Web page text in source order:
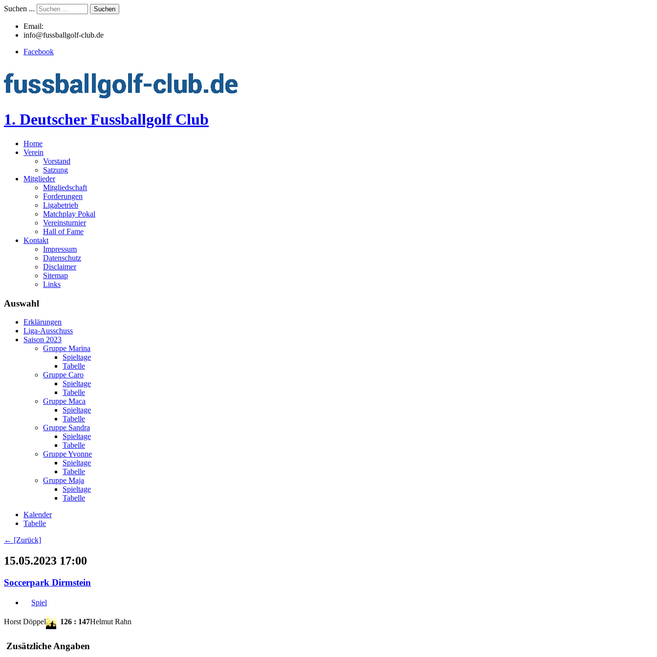
Suchen ... Suchen
Email:
info@fussballgolf-club.de
Facebook
1. Deutscher Fussballgolf Club
Home
Verein
Vorstand
Satzung
Mitglieder
Mitgliedschaft
Forderungen
Ligabetrieb
Matchplay Pokal
Vereinsturnier
Hall of Fame
Kontakt
Impressum
Datenschutz
Disclaimer
Sitemap
Links
Auswahl
Erklärungen
Liga-Ausschuss
Saison 2023
Gruppe Marina
Spieltage
Tabelle
Gruppe Caro
Spieltage
Tabelle
Gruppe Maca
Spieltage
Tabelle
Gruppe Sandra
Spieltage
Tabelle
Gruppe Yvonne
Spieltage
Tabelle
Gruppe Maja
Spieltage
Tabelle
Kalender
Tabelle
← [Zurück]
15.05.2023 17:00
Soccerpark Dirmstein
Spiel
Horst Döppel 126 : 147Helmut Rahn
Zusätzliche Angaben